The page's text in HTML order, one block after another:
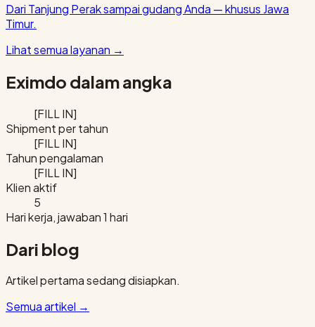
Dari Tanjung Perak sampai gudang Anda — khusus Jawa
Timur.
Lihat semua layanan →
Eximdo dalam angka
[FILL IN]
Shipment per tahun
[FILL IN]
Tahun pengalaman
[FILL IN]
Klien aktif
5
Hari kerja, jawaban 1 hari
Dari blog
Artikel pertama sedang disiapkan.
Semua artikel →